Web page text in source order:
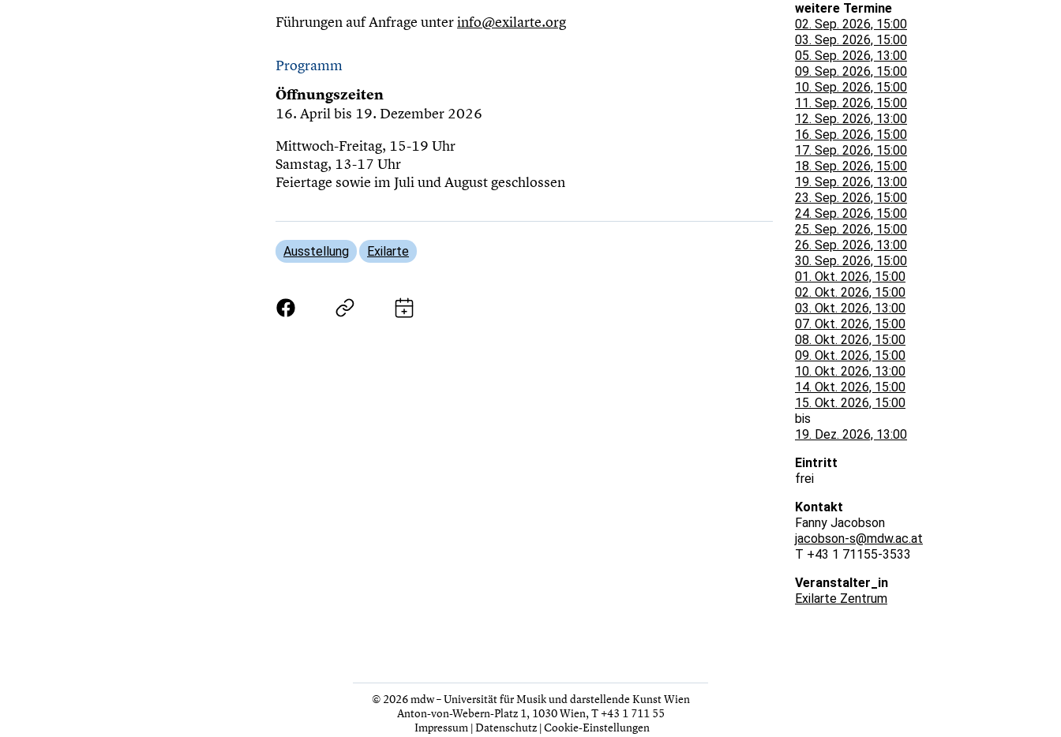
Führungen auf Anfrage unterinfo@exilarte.org
Programm
Öffnungszeiten
16. April bis 19. Dezember 2026
Mittwoch-Freitag, 15-19 Uhr
Samstag, 13-17 Uhr
Feiertage sowie im Juli und August geschlossen
weitere Termine
02. Sep. 2026, 15:00
03. Sep. 2026, 15:00
05. Sep. 2026, 13:00
09. Sep. 2026, 15:00
10. Sep. 2026, 15:00
11. Sep. 2026, 15:00
12. Sep. 2026, 13:00
16. Sep. 2026, 15:00
17. Sep. 2026, 15:00
18. Sep. 2026, 15:00
19. Sep. 2026, 13:00
23. Sep. 2026, 15:00
24. Sep. 2026, 15:00
25. Sep. 2026, 15:00
26. Sep. 2026, 13:00
30. Sep. 2026, 15:00
01. Okt. 2026, 15:00
02. Okt. 2026, 15:00
03. Okt. 2026, 13:00
07. Okt. 2026, 15:00
08. Okt. 2026, 15:00
09. Okt. 2026, 15:00
10. Okt. 2026, 13:00
14. Okt. 2026, 15:00
15. Okt. 2026, 15:00
bis
19. Dez. 2026, 13:00
Eintritt
frei
Kontakt
Fanny Jacobson
jacobson-s@mdw.ac.at
T +43 1 71155-3533
Veranstalter_in
Exilarte Zentrum
Ausstellung Exilarte
© 2026 mdw – Universität für Musik und darstellende Kunst Wien
Anton-von-Webern-Platz 1, 1030 Wien, T +43 1 711 55
Impressum|Datenschutz|Cookie-Einstellungen